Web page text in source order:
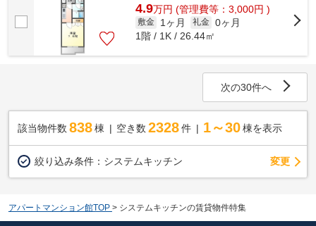
4.9万円 (管理費等：3,000円 )
敷金 1ヶ月 礼金 0ヶ月
1階 / 1K / 26.44㎡
次の30件へ
該当物件数 838棟 空き数 2328 件 1～30 棟を表示
絞り込み条件： システムキッチン 変更
アパートマンション館TOP > システムキッチンの賃貸物件特集